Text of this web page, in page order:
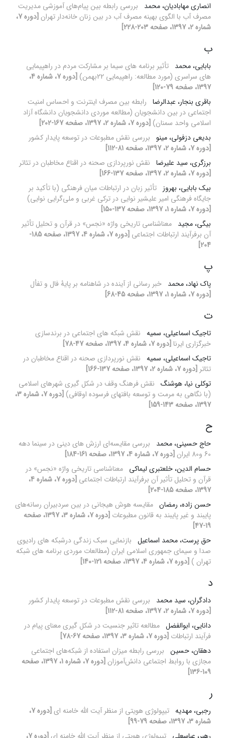
انصاری مهابادیان، محمد
بررسی رابطه بین پیام‌های آموزشی مدیریت
مصرف آب با الگوی بهینه مصرف آب در بین زنان خانه‌دار تهران
[دوره 7،
شماره 2، 1397، صفحه 203-228]
ب
بابایی، محمد تأثیر برنامه های سیما بر مشارکت مردم در راهپیمایی
های سراسری (مورد مطالعه: راهپیمایی 22بهمن)
[دوره 7، شماره 4،
1397، صفحه 79-120]
باقری بنجار، عبدالرضا رابطه بین مصرف اینترنت و احساس امنیت
اجتماعی در بین دانشجویان (مطالعه موردی دانشجویان دانشگاه آزاد
اسلامی واحد سمنان) [دوره 7، شماره 2، 1397، صفحه 167-202]
بدیعی دزفولی، مینو بررسی نقش مطبوعات در توسعه پایدار کشور
[دوره 7، شماره 2، 1397، صفحه 81-112]
برزگری، سید علیرضا نقش نورپردازی صحنه در اقناع مخاطبان در تئاتر
[دوره 7، شماره 2، 1397، صفحه 137-166]
بیک بابایی، بهروز تأثیر زبان در ارتباطات میان فرهنگی (با تأکید بر
جایگاه فرهنگی امیر علیشیر نوایی در ترکی غربی و ملی‌گرایی نوایی)
[دوره 7، شماره 1، 1397، صفحه 137-150]
بیگی، مجید معناشناسی تاریخی واژه «نجس» در قرآن و تحلیل تأثیر
آن برفرآیند ارتباطات اجتماعی
[دوره 7، شماره 4، 1397، صفحه 185-
204]
پ
پاک نهاد، محمد خبر رسانی از آینده در شاهنامه بر پایۀ فال و تفأل
[دوره 7، شماره 1، 1397، صفحه 45-68]
ت
تاجیک اسماعیلی، سمیه نقش شبکه های اجتماعی در برندسازی
خبرگزاری ایرنا [دوره 7، شماره 4، 1397، صفحه 47-78]
تاجیک اسماعیلی، سمیه نقش نورپردازی صحنه در اقناع مخاطبان در
تئاتر [دوره 7، شماره 2، 1397، صفحه 137-166]
توکلی نیا، هوشنگ نقش فرهنگ وقف در شکل گیری شهرهای اسلامی
(با نگاهی به مرمت و توسعه بافتهای فرسوده اوقافی)
[دوره 7، شماره 3،
1397، صفحه 143-159]
ح
حاج حسینی، محمد
بررسی مقایسه‌ای ارزش های دینی در سینما دهه
60 و80 ایران
[دوره 7، شماره 4، 1397، صفحه 161-184]
حسام الدین، خلعتبری لیماکی معناشناسی تاریخی واژه «نجس» در
قرآن و تحلیل تأثیر آن برفرآیند ارتباطات اجتماعی
[دوره 7، شماره 4،
1397، صفحه 185-204]
حسن زاده، رمضان مقایسه هوش هیجانی در بین سردبیران رسانه‌های
پایبند و غیر پایبند به قانون مطبوعات
[دوره 7، شماره 3، 1397، صفحه
19-47]
حق پرست، محمد اسماعیل بازنمایی سبک زندگی درشبکه های رادیوی
صدا و سیمای جمهوری اسلامی ایران (مطالعات موردی برنامه های شبکه
تهران ) [دوره 7، شماره 4، 1397، صفحه 121-140]
د
دادگران، سید محمد
بررسی نقش مطبوعات در توسعه پایدار کشور
[دوره 7، شماره 2، 1397، صفحه 81-112]
دانایی، ابوالفضل مطالعه تاثیر جنسیت در شکل گیری معنای پیام در
فرآیند ارتباطات [دوره 7، شماره 3، 1397، صفحه 67-78]
دهقان، حسین بررسی رابطه میزان استفاده از شبکه‌های اجتماعی
مجازی با روابط اجتماعی دانش‌آموزان
[دوره 7، شماره 1، 1397، صفحه
109-136]
ر
رجبی، مهدیه تیپولوژی هویتی از منظر آیت الله خامنه ای
[دوره 7،
شماره 3، 1397، صفحه 79-99]